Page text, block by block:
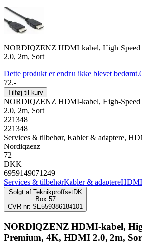
NORDIQZENZ HDMI-kabel, High-
2.0, 2m, Sort
Dette produkt er endnu ikke blevet bedømt.
72.-
Tilføj til kurv
NORDIQZENZ HDMI-kabel, High-
2.0, 2m, Sort
221348
221348
Services & tilbehør, Kabler & adaptere,
Nordiqzenz
72
DKK
6959149071249
Services & tilbehørKabler & adaptere
Solgt af TeknikproffsetDK
Box 57
CVR-nr: SE559386184101
NORDIQZENZ HDMI-kabel,
Premium, 4K, HDMI 2.0, 2m,